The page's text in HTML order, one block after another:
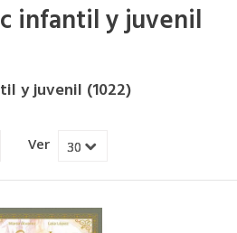
infantil y juvenil
y juvenil (1022)
Ver